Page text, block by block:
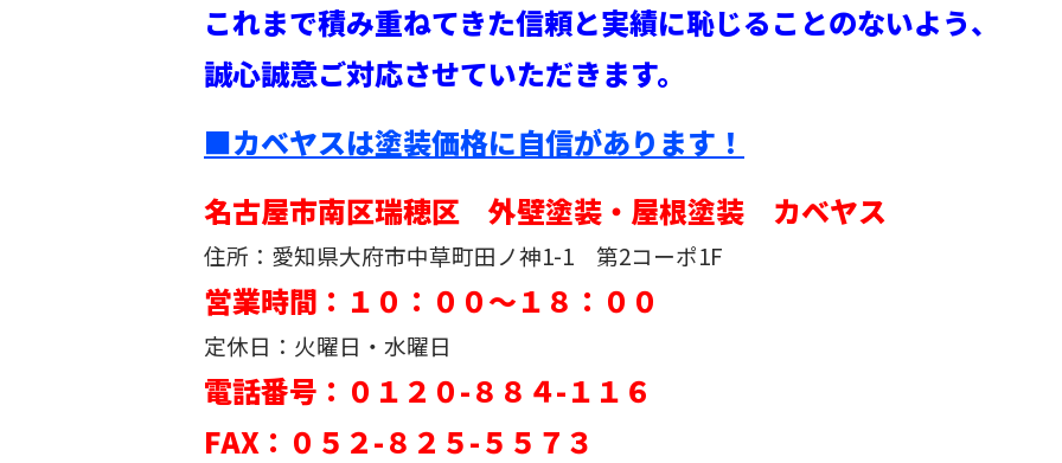
これまで積み重ねてきた信頼と実績に恥じることのないよう、
誠心誠意ご対応させていただきます。
■カベヤスは塗装価格に自信があります！
名古屋市南区瑞穂区 外壁塗装・屋根塗装 カベヤス
住所：愛知県大府市中草町田ノ神1-1 第2コーポ1F
営業時間：１０：００～１８：００
定休日：火曜日・水曜日
電話番号：０１２０-８８４-１１６
FAX：０５２-８２５-５５７３